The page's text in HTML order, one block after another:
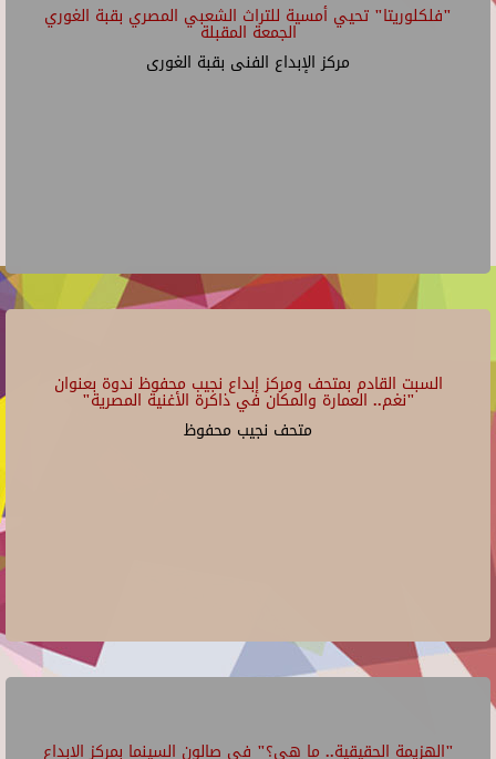
"فلكلوريتا" تحيي أمسية للتراث الشعبي المصري بقبة الغوري
الجمعة المقبلة
مركز الإبداع الفنى بقبة الغورى
السبت القادم بمتحف ومركز إبداع نجيب محفوظ ندوة بعنوان
"نغم.. العمارة والمكان في ذاكرة الأغنية المصرية"
متحف نجيب محفوظ
"الهزيمة الحقيقية.. ما هي؟" في صالون السينما بمركز الإبداع